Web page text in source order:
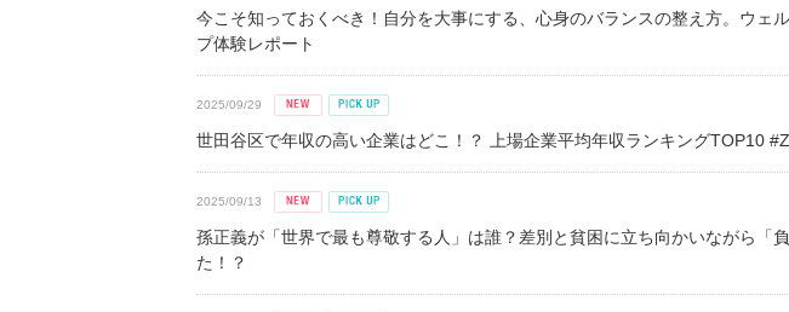
今こそ知っておくべき！自分を大事にする、心身のバランスの整え方。ウェ
プ体験レポート
2025/09/29
世田谷区で年収の高い企業はどこ！？ 上場企業平均年収ランキングTOP10
2025/09/13
孫正義が「世界で最も尊敬する人」は誰？差別と貧困に立ち向かいながら「
た！？